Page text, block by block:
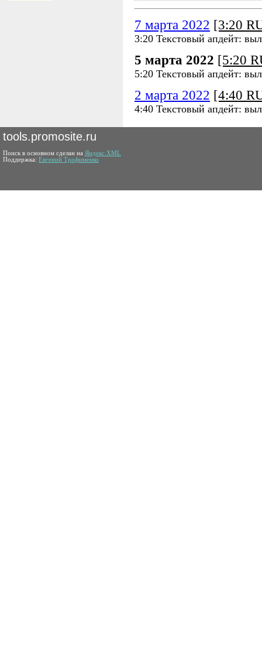
7 марта 2022 [3:20
3:20 Текстовый апдейт:
5 марта 2022 [5:20
5:20 Текстовый апдейт:
2 марта 2022 [4:40
4:40 Текстовый апдейт:
tools.promosite.ru
Поиск в основном сделан на Яндекс.XML
Поддержка: Евгений Трофименко